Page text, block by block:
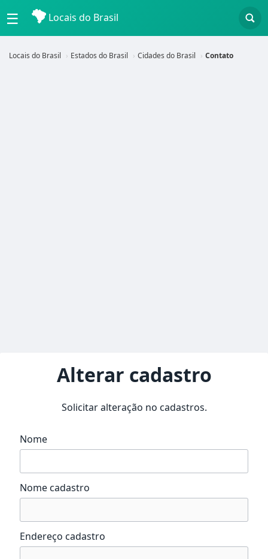
☰ Locais do Brasil
Locais do Brasil Estados do Brasil Cidades do Brasil Contato
Alterar cadastro
Solicitar alteração no cadastros.
Nome
Nome cadastro
Endereço cadastro